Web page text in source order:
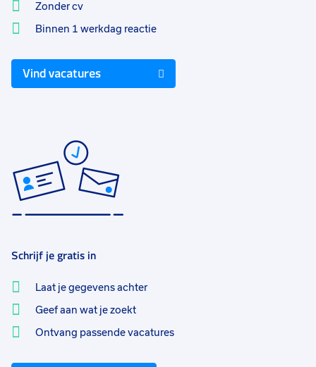
Zonder cv
Binnen 1 werkdag reactie
Vind vacatures
Schrijf je gratis in
Laat je gegevens achter
Geef aan wat je zoekt
Ontvang passende vacatures